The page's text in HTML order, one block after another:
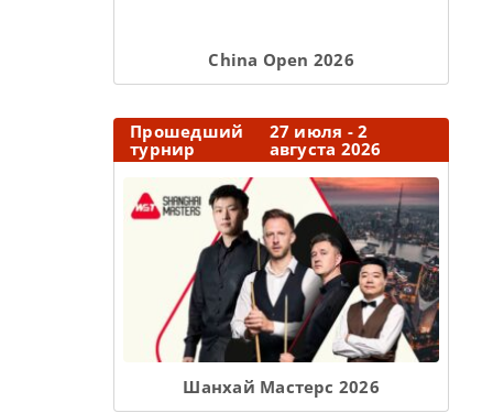
Сhina Open 2026
Прошедший
турнир
27 июля - 2
августа 2026
Шанхай Мастерс 2026